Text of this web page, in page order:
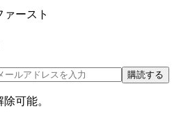
ースト
購読する
可能。